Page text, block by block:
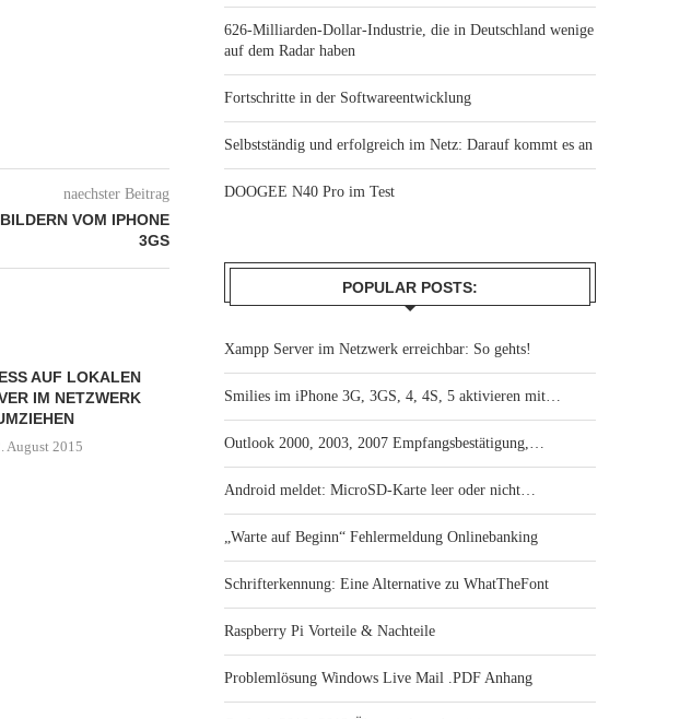
naechster Beitrag
VOM IPHONE
3GS
AUF LOKALEN
IM NETZWERK
August 2015
626-Milliarden-Dollar-Industrie, die in Deutschland wenige
auf dem Radar haben
Fortschritte in der Softwareentwicklung
Selbstständig und erfolgreich im Netz: Darauf kommt es an
DOOGEE N40 Pro im Test
POPULAR POSTS:
Xampp Server im Netzwerk erreichbar: So gehts!
Smilies im iPhone 3G, 3GS, 4, 4S, 5 aktivieren mit…
Outlook 2000, 2003, 2007 Empfangsbestätigung,…
Android meldet: MicroSD-Karte leer oder nicht…
„Warte auf Beginn“ Fehlermeldung Onlinebanking
Schrifterkennung: Eine Alternative zu WhatTheFont
Raspberry Pi Vorteile & Nachteile
Problemlösung Windows Live Mail .PDF Anhang